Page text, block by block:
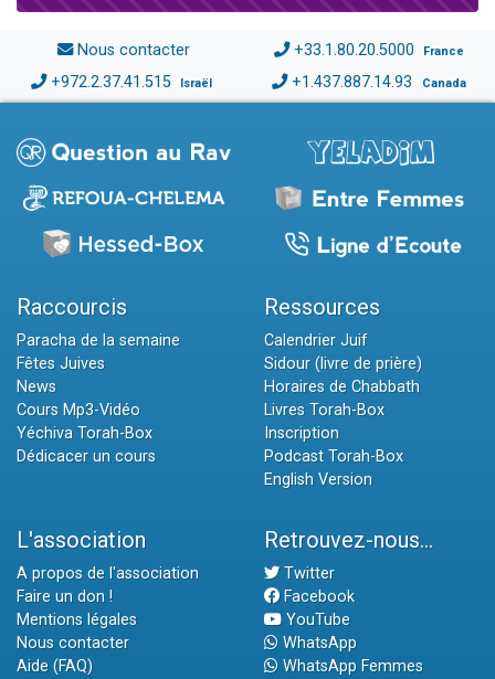
Nous contacter +33.1.80.20.5000 France
+972.2.37.41.515 Israël +1.437.887.14.93 Canada
Raccourcis
Paracha de la semaine
Fêtes Juives
News
Cours Mp3-Vidéo
Yéchiva Torah-Box
Dédicacer un cours
Ressources
Calendrier Juif
Sidour (livre de prière)
Horaires de Chabbath
Livres Torah-Box
Inscription
Podcast Torah-Box
English Version
L'association
A propos de l'association
Faire un don !
Mentions légales
Nous contacter
Aide (FAQ)
Retrouvez-nous...
Twitter
Facebook
YouTube
WhatsApp
WhatsApp Femmes